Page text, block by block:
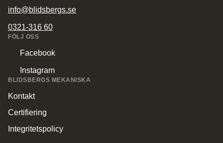
info@blidsbergs.se
0321-316 60
FÖLJ OSS
Facebook
Instagram
BLIDSBERGS MEKANISKA
Kontakt
Certifiering
Integritetspolicy